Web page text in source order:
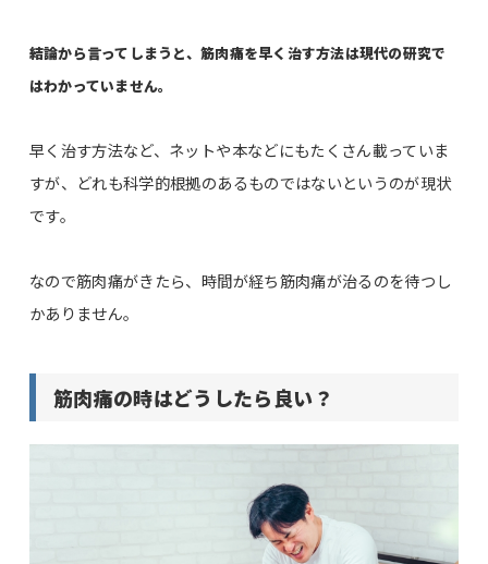
結論から言ってしまうと、筋肉痛を早く治す方法は現代の研究で
はわかっていません。
早く治す方法など、ネットや本などにもたくさん載っていま
すが、どれも科学的根拠のあるものではないというのが現状
です。
なので筋肉痛がきたら、時間が経ち筋肉痛が治るのを待つし
かありません。
筋肉痛の時はどうしたら良い？